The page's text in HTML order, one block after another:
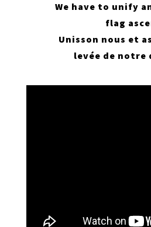
We have to unify
flag
Unisson nous et
levée de notre